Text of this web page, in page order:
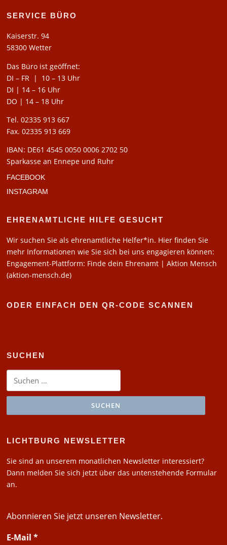
SERVICE BÜRO
Kaiserstr. 94
58300 Wetter
Das Büro ist geöffnet:
DI – FR | 10 – 13 Uhr
DI | 14 – 16 Uhr
DO | 14 – 18 Uhr
Tel. 02335 913 667
Fax. 02335 913 669
IBAN: DE61 4545 0050 0006 2702 50
Sparkasse an Ennepe und Ruhr
FACEBOOK
INSTAGRAM
EHRENAMTLICHE HILFE GESUCHT
Wir suchen Sie als ehrenamtliche Helfer*in. Hier finden Sie
mehr Informationen wie Sie sich bei uns engagieren können:
Engagement-Plattform: Finde dein Ehrenamt | Aktion Mensch
(aktion-mensch.de)
ODER EINFACH DEN QR-CODE SCANNEN
SUCHEN
Suchen
nach:
LICHTBURG NEWSLETTER
Sie sind an unserem monatlichen Newsletter interessiert?
Dann melden Sie sich jetzt über das untenstehende Formular
an.
Abonnieren Sie jetzt unseren Newsletter.
E-Mail*